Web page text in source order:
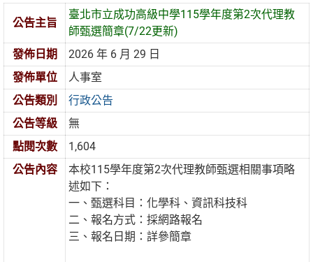
公告主旨
臺北市立成功高級中學115學年度第2次代理教
師甄選簡章(7/22更新)
發佈日期
2026 年 6 月 29 日
發佈單位
人事室
公告類別
行政公告
公告等級
無
點閱次數
1,604
公告內容
本校115學年度第2次代理教師甄選相關事項略
述如下：
一、甄選科目：化學科、資訊科技科
二、報名方式：採網路報名
三、報名日期：詳參簡章